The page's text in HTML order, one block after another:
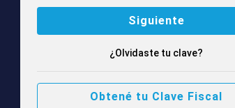
¿Olvidaste tu clave?
Obtené tu Clave Fiscal